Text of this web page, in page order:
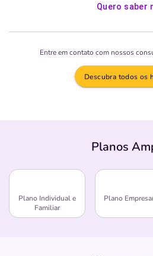
Quero saber
Entre em contato com nossos
Descubra todos os
Planos
Plano Individual e
Familiar
Plano